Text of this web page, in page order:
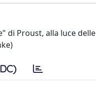
di Proust, alla luce